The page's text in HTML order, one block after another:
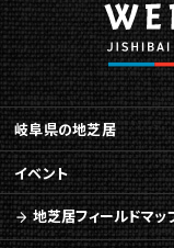
岐阜県の地芝居
イベント
地芝居フィールドマッ